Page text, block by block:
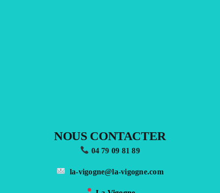
NOUS CONTACTER
04 79 09 81 89
la-vigogne@la-vigogne.com